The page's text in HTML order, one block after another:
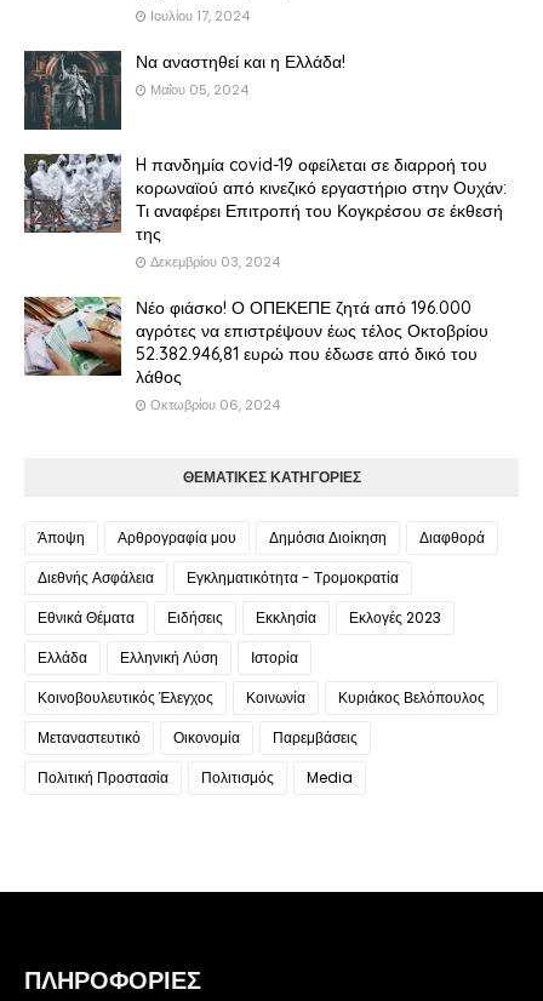
Ιουλίου 17, 2024
Να αναστηθεί και η Ελλάδα!
Μαΐου 05, 2024
H πανδημία covid-19 οφείλεται σε διαρροή του
κορωναϊού από κινεζικό εργαστήριο στην Ουχάν:
Τι αναφέρει Επιτροπή του Κογκρέσου σε έκθεσή
της
Δεκεμβρίου 03, 2024
Νέο φιάσκο! Ο ΟΠΕΚΕΠΕ ζητά από 196.000
αγρότες να επιστρέψουν έως τέλος Οκτοβρίου
52.382.946,81 ευρώ που έδωσε από δικό του
λάθος
Οκτωβρίου 06, 2024
ΘΕΜΑΤΙΚΕΣ ΚΑΤΗΓΟΡΙΕΣ
Άποψη Αρθρογραφία μου Δημόσια Διοίκηση
Διαφθορά
Διεθνής Ασφάλεια
Εγκληματικότητα - Τρομοκρατία
Εθνικά Θέματα
Ειδήσεις Εκκλησία
Εκλογές 2023
Ελλάδα
Ελληνική Λύση
Ιστορία
Κοινοβουλευτικός Έλεγχος
Κοινωνία
Κυριάκος Βελόπουλος
Μεταναστευτικό
Οικονομία
Παρεμβάσεις
Πολιτική Προστασία
Πολιτισμός Media
ΠΛΗΡΟΦΟΡΙΕΣ